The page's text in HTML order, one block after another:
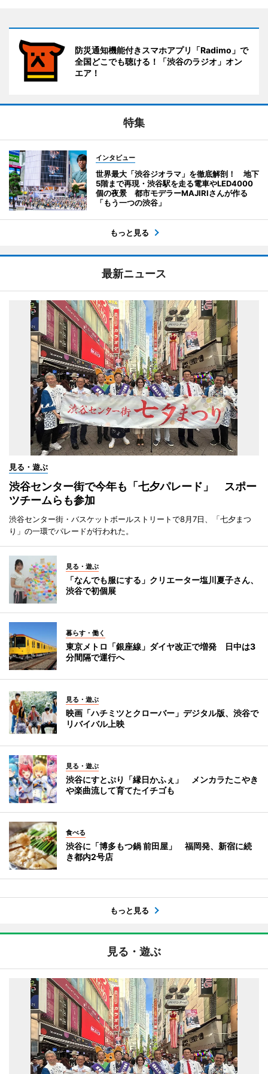
防災通知機能付きスマホアプリ「Radimo」で
全国どこでも聴ける！「渋谷のラジオ」オン
エア！
特集
インタビュー
世界最大「渋谷ジオラマ」を徹底解剖！ 地下
5階まで再現・渋谷駅を走る電車やLED4000
個の夜景 都市モデラーMAJIRIさんが作る
「もう一つの渋谷」
もっと見る
最新ニュース
見る・遊ぶ
渋谷センター街で今年も「七夕パレード」 スポー
ツチームらも参加
渋谷センター街・バスケットボールストリートで8月7日、「七夕まつ
り」の一環でパレードが行われた。
見る・遊ぶ
「なんでも服にする」クリエーター塩川夏子さん、
渋谷で初個展
暮らす・働く
東京メトロ「銀座線」ダイヤ改正で増発 日中は3
分間隔で運行へ
見る・遊ぶ
映画「ハチミツとクローバー」デジタル版、渋谷で
リバイバル上映
見る・遊ぶ
渋谷にすとぷり「縁日かふぇ」 メンカラたこやき
や楽曲流して育てたイチゴも
食べる
渋谷に「博多もつ鍋 前田屋」 福岡発、新宿に続
き都内2号店
もっと見る
見る・遊ぶ